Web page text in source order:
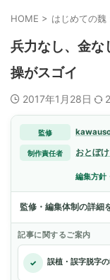
HOME > はじめての魏
兵力なし、金な
操がスゴイ
2017年1月28日
監修
制作責任者 おとぼけ
編集方針
監修・編集体制の詳細
記事に関するご案内
✓ 誤植・誤字脱字